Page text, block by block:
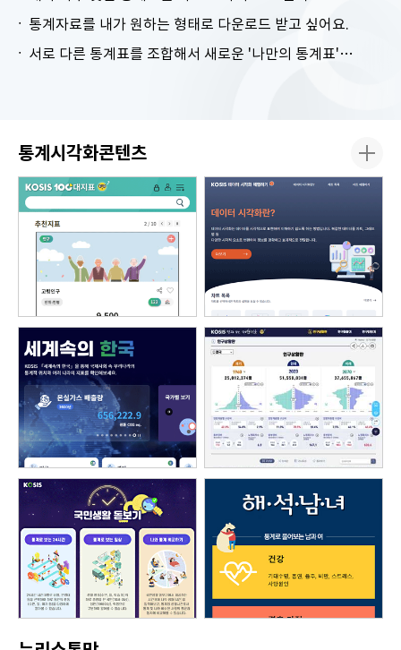
통계자료를 내가 원하는 형태로 다운로드 받고 싶어요.
서로 다른 통계표를 조합해서 새로운 '나만의 통계표'를 만들고 싶어요.
통계시각화콘텐츠